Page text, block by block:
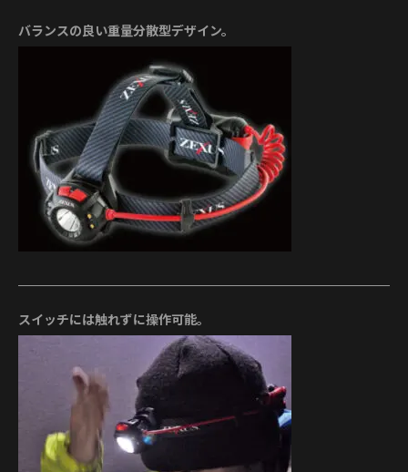
バランスの良い重量分散型デザイン。
スイッチには触れずに操作可能。